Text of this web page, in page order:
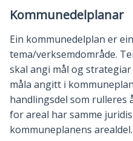
Kommunedelplanar
Ein kommunedelplan er
tema/verksemdområde.
skal angi mål og
måla angitt i
handlingsdel som rulleres
for areal har samme
kommuneplanens arealdel.